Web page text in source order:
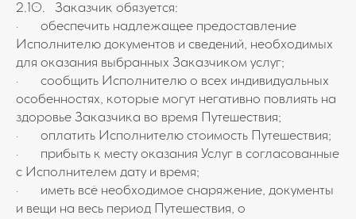
2.10. Заказчик обязуется:
· обеспечить надлежащее предоставление
Исполнителю документов и сведений, необходимых
для оказания выбранных Заказчиком услуг;
· сообщить Исполнителю о всех индивидуальных
особенностях, которые могут негативно повлиять на
здоровье Заказчика во время Путешествия;
· оплатить Исполнителю стоимость Путешествия;
· прибыть к месту оказания Услуг в согласованные
с Исполнителем дату и время;
· иметь всё необходимое снаряжение, документы
и вещи на весь период Путешествия, о